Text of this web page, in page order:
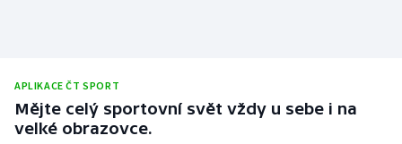
APLIKACE ČT SPORT
Mějte celý sportovní svět vždy u sebe i na
velké obrazovce.